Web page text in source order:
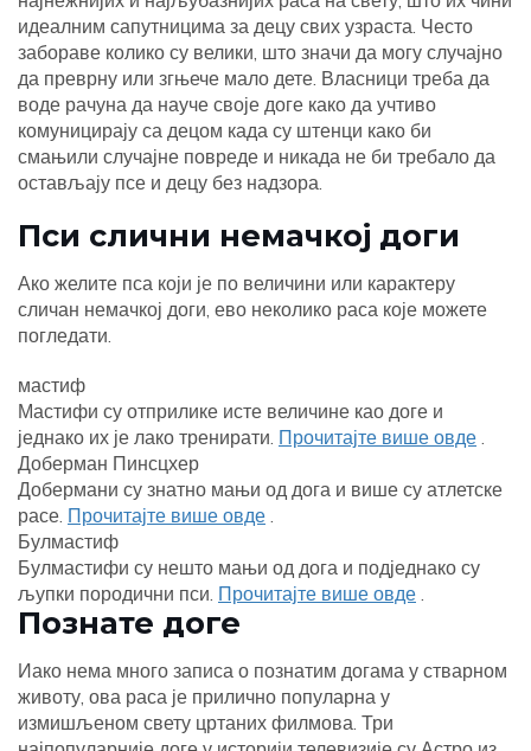
идеалним сапутницима за децу свих узраста. Често
забораве колико су велики, што значи да могу случајно
да преврну или згњече мало дете. Власници треба да
воде рачуна да науче своје доге како да учтиво
комуницирају са децом када су штенци како би
смањили случајне повреде и никада не би требало да
остављају псе и децу без надзора.
Пси слични немачкој доги
Ако желите пса који је по величини или карактеру
сличан немачкој доги, ево неколико раса које можете
погледати.
мастиф
Мастифи су отприлике исте величине као доге и
једнако их је лако тренирати. Прочитајте више овде .
Доберман Пинсцхер
Добермани су знатно мањи од дога и више су атлетске
расе. Прочитајте више овде .
Булмастиф
Булмастифи су нешто мањи од дога и подједнако су
љупки породични пси. Прочитајте више овде .
Познате доге
Иако нема много записа о познатим догама у стварном
животу, ова раса је прилично популарна у
измишљеном свету цртаних филмова. Три